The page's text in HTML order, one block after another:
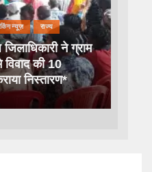
न्यूज़ राज्य
ने ग्राम
विवाद की 10
निस्तारण*